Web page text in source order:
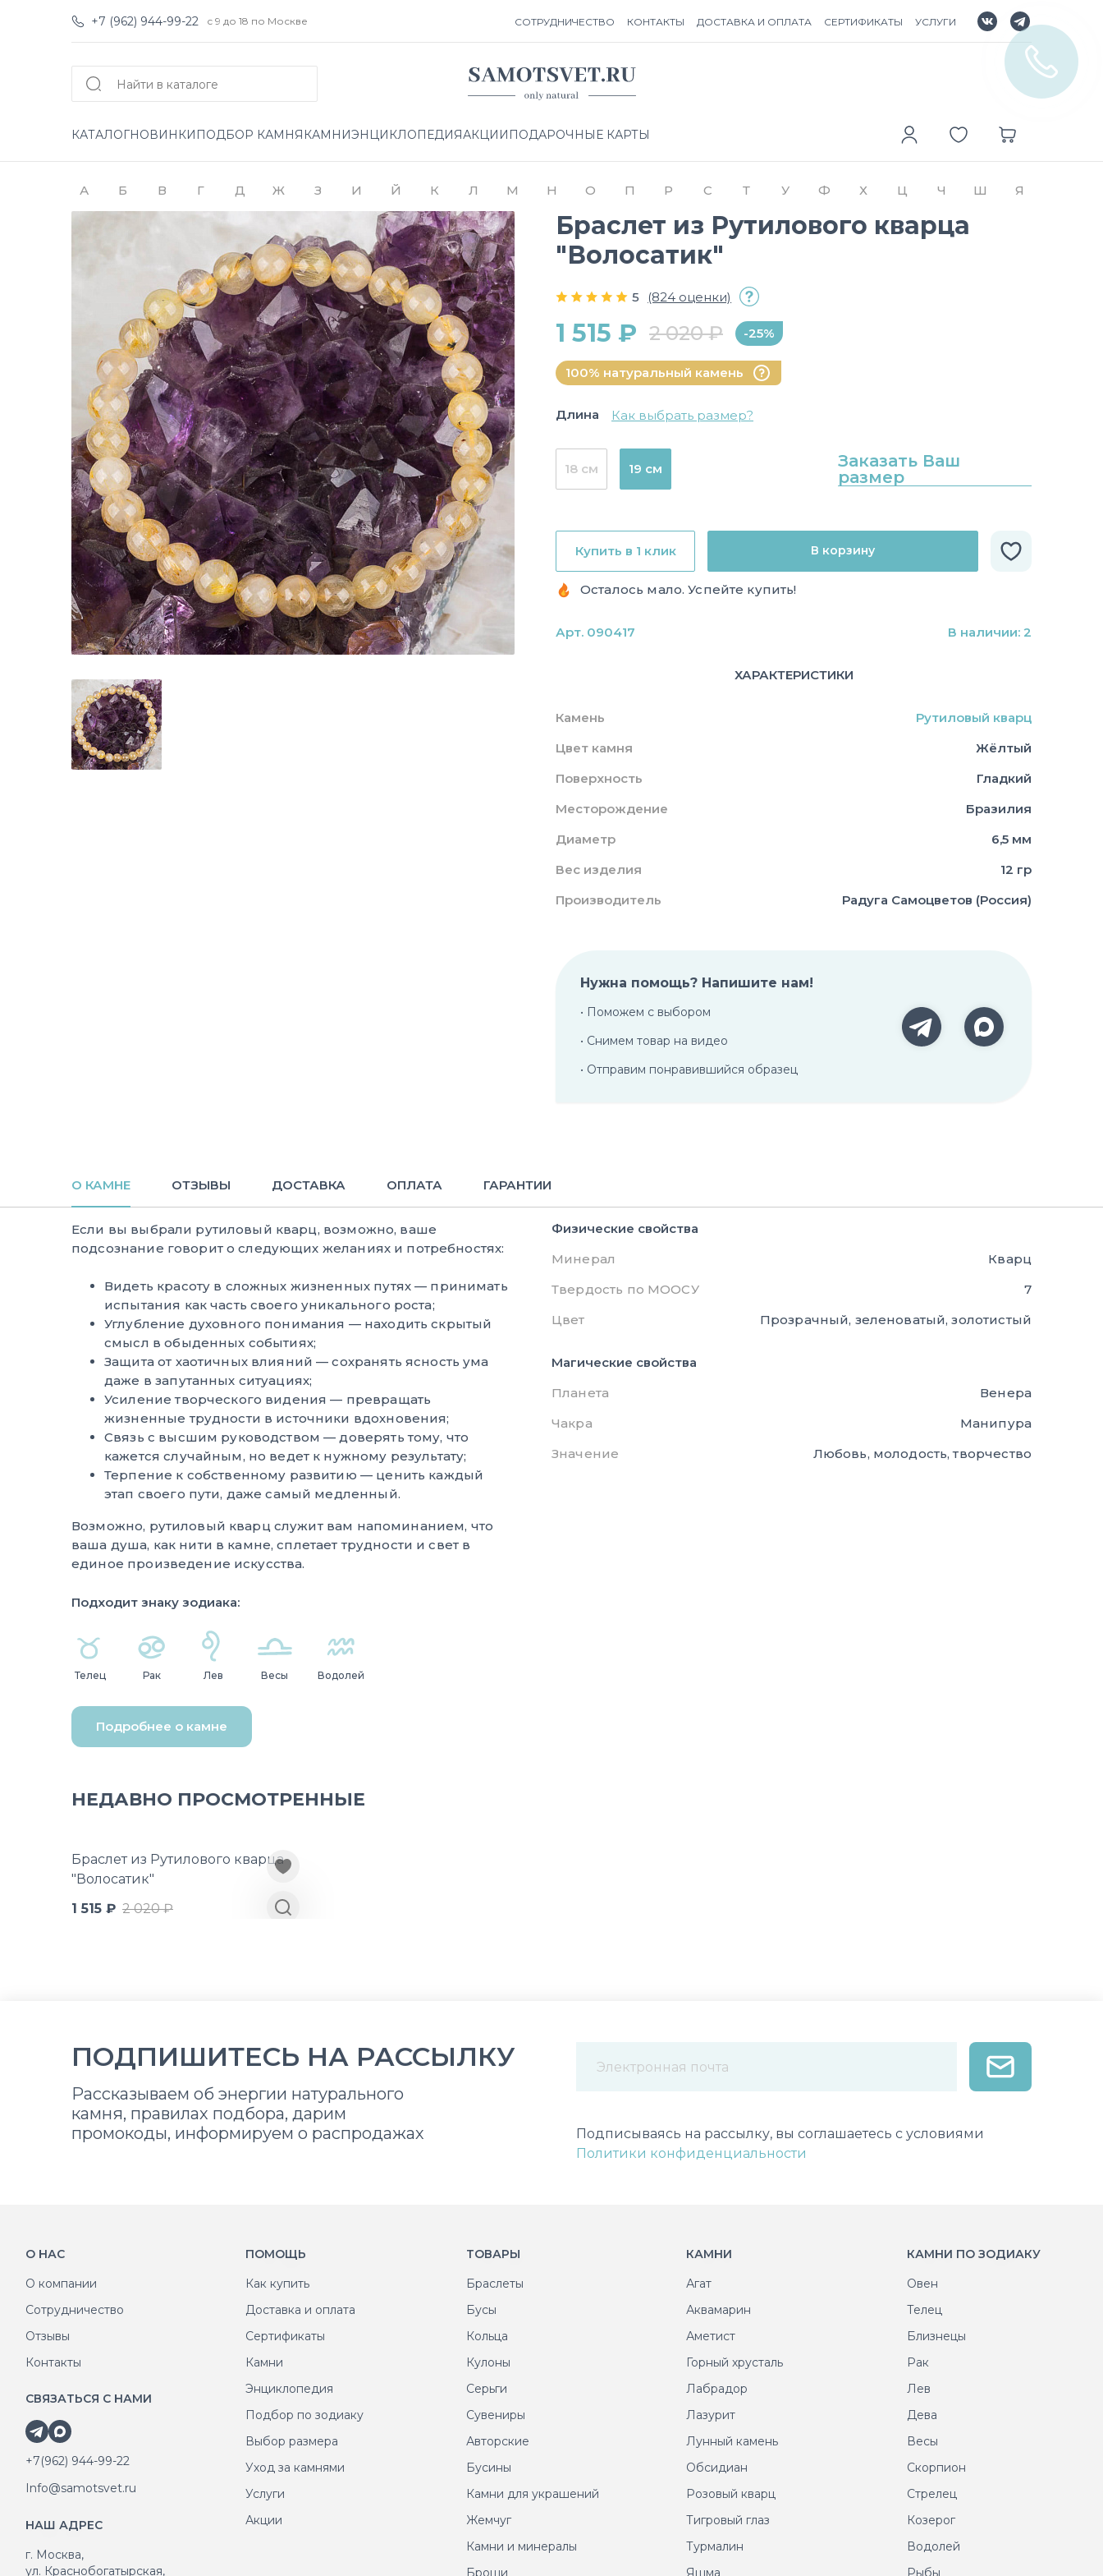
+7 (962) 944-99-22 с 9 до 18 по Москве СОТРУДНИЧЕСТВО КОНТАКТЫ ДОСТАВКА И ОПЛАТА СЕРТИФИКАТЫ УСЛУГИ
КАТАЛОГНОВИНКИ ПОДБОР КАМНЯ КАМНИЭНЦИКЛОПЕДИЯАКЦИИ ПОДАРОЧНЫЕ КАРТЫ
А Б В Г Д Ж З И Й К Л М Н О П Р С Т У Ф Х Ц Ч Ш Я
Браслет из Рутилового кварца
"Волосатик"
5 (824 оценки)
1 515 ₽ 2 020 ₽ -25%
100% натуральный камень
Длина Как выбрать размер?
18 см 19 см
Заказать Ваш
размер
Купить в 1 клик В корзину
Осталось мало. Успейте купить!
Арт. 090417 В наличии: 2
ХАРАКТЕРИСТИКИ
Камень
Рутиловый кварц
Цвет камня
Жёлтый
Поверхность
Гладкий
Месторождение
Бразилия
Диаметр
6,5 мм
Вес изделия
12 гр
Производитель
Радуга Самоцветов (Россия)
Нужна помощь? Напишите нам!
• Поможем с выбором
• Снимем товар на видео
• Отправим понравившийся образец
О КАМНЕ ОТЗЫВЫ ДОСТАВКА ОПЛАТА ГАРАНТИИ
Если вы выбрали рутиловый кварц, возможно, ваше
подсознание говорит о следующих желаниях и потребностях:
Видеть красоту в сложных жизненных путях — принимать
испытания как часть своего уникального роста;
Углубление духовного понимания — находить скрытый
смысл в обыденных событиях;
Защита от хаотичных влияний — сохранять ясность ума
даже в запутанных ситуациях;
Усиление творческого видения — превращать
жизненные трудности в источники вдохновения;
Связь с высшим руководством — доверять тому, что
кажется случайным, но ведет к нужному результату;
Терпение к собственному развитию — ценить каждый
этап своего пути, даже самый медленный.
Возможно, рутиловый кварц служит вам напоминанием, что
ваша душа, как нити в камне, сплетает трудности и свет в
единое произведение искусства.
Подходит знаку зодиака:
Телец Рак Лев Весы Водолей
Подробнее о камне
Физические свойства
Минерал
Кварц
Твердость по МООСУ
7
Цвет
Прозрачный, зеленоватый, золотистый
Магические свойства
Планета
Венера
Чакра
Манипура
Значение
Любовь, молодость, творчество
НЕДАВНО ПРОСМОТРЕННЫЕ
Браслет из Рутилового кварца
"Волосатик"
1 515 ₽ 2 020 ₽
ПОДПИШИТЕСЬ НА РАССЫЛКУ
Рассказываем об энергии натурального
камня, правилах подбора, дарим
промокоды, информируем о распродажах
Подписываясь на рассылку, вы соглашаетесь с условиями
Политики конфиденциальности
О НАС
О компании
Сотрудничество
Отзывы
Контакты
СВЯЗАТЬСЯ С НАМИ
+7(962) 944-99-22
Info@samotsvet.ru
НАШ АДРЕС
г. Москва,
ул. Краснобогатырская,
ПОМОЩЬ
Как купить
Доставка и оплата
Сертификаты
Камни
Энциклопедия
Подбор по зодиаку
Выбор размера
Уход за камнями
Услуги
Акции
ТОВАРЫ
Браслеты
Бусы
Кольца
Кулоны
Серьги
Сувениры
Авторские
Бусины
Камни для украшений
Жемчуг
Камни и минералы
Броши
КАМНИ
Агат
Аквамарин
Аметист
Горный хрусталь
Лабрадор
Лазурит
Лунный камень
Обсидиан
Розовый кварц
Тигровый глаз
Турмалин
Яшма
КАМНИ ПО ЗОДИАКУ
Овен
Телец
Близнецы
Рак
Лев
Дева
Весы
Скорпион
Стрелец
Козерог
Водолей
Рыбы